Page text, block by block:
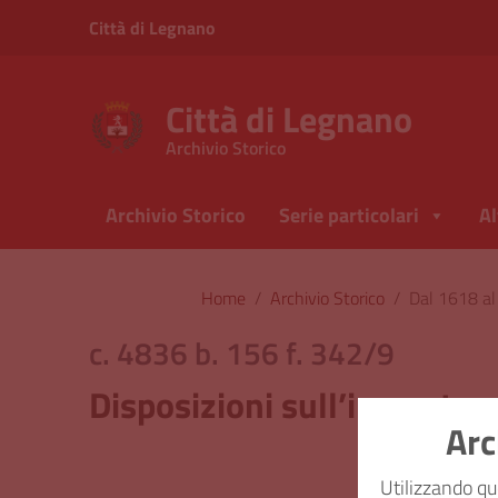
Utilizzando
Vai ai contenuti
Vai al menu di navigazione
Città di Legnano
Città di Legnano
Archivio Storico
Archivio Storico Serie particolari
Home / Archivio Storico / Dal 1618
c. 4836 b. 156 f. 342/9
Disposizioni sull’imposta